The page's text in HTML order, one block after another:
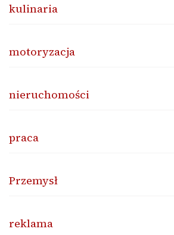
kulinaria
motoryzacja
nieruchomości
praca
Przemysł
reklama